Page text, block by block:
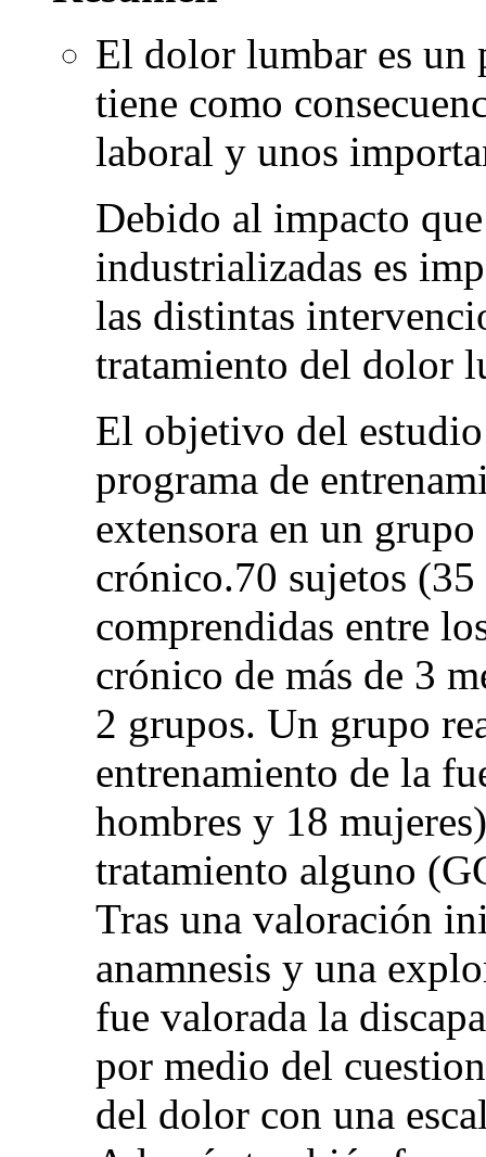
El dolor lumbar es un
tiene como
laboral y unos
Debido al impacto
industrializadas es
las distintas
tratamiento del dolor
El objetivo del
programa de
extensora en un
crónico.70 sujetos (35
comprendidas entre
crónico de más de 3
2 grupos. Un grupo
entrenamiento de la
hombres y 18
tratamiento alguno
Tras una valoración
anamnesis y una
fue valorada la
por medio del
del dolor con una